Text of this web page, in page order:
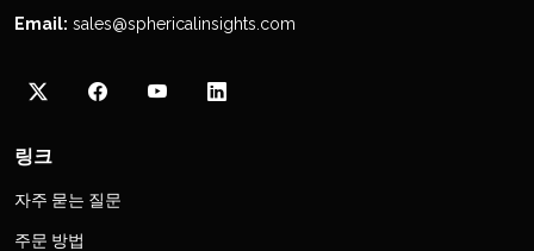
Email: sales@sphericalinsights.com
링크
자주 묻는 질문
주문 방법